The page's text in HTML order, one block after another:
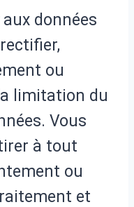
données
ou
limitation du
Vous
à tout
ou
et